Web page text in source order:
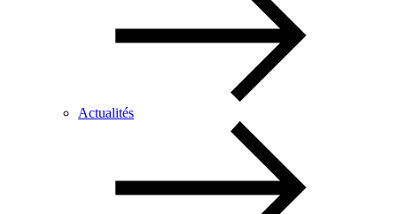
Actualités